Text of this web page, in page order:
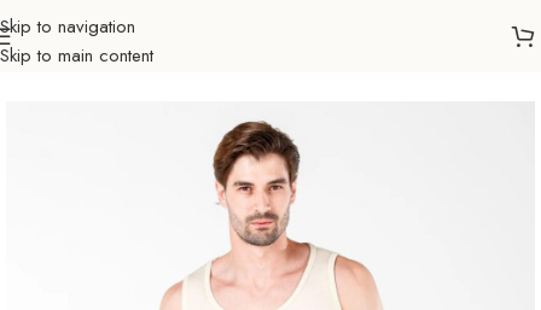
Skip to navigation
Skip to main content
Outdoor Odjeća 100% merino vuna